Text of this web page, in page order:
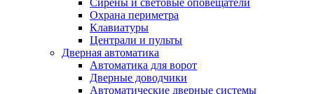
Сирены и световые оповещатели
Охрана периметра
Клавиатуры
Централи и пульты
Дверная автоматика
Автоматика для ворот
Дверные доводчики
Автоматические дверные системы